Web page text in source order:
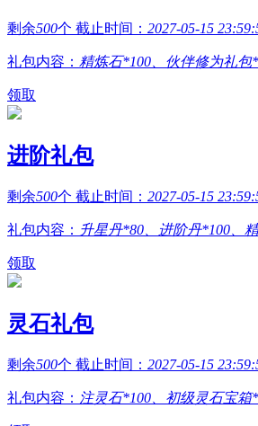
剩余500个 截止时间： 2027-05-15
礼包内容： 精炼石*100、伙伴修为礼包
领取
进阶礼包
剩余500个 截止时间： 2027-05-15
礼包内容： 升星丹*80、进阶丹*100、
领取
灵石礼包
剩余500个 截止时间： 2027-05-15
礼包内容： 注灵石*100、初级灵石宝箱